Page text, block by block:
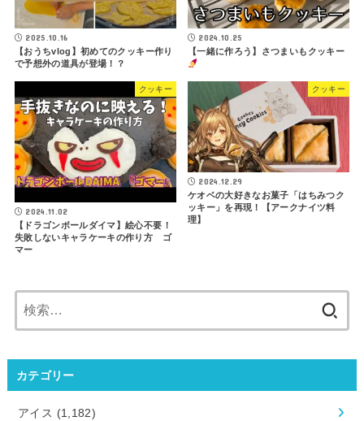
2025.10.16
【おうちvlog】初めてのクッキー作り
で予想外の道具が登場！？
2024.10.25
【一緒に作ろう】さつまいもクッキー
クッキー
2024.11.02
【ドラゴンボールダイマ】絵心不要！
失敗しないキャラケーキの作り方 ゴ
マー
クッキー
2024.12.29
ケオベの大好きなお菓子「はちみつク
ッキー」を再現！【アークナイツ料
理】
カテゴリー
アイス (1,182)